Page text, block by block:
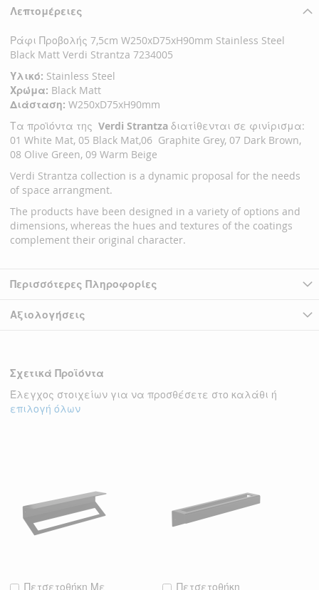
Λεπτομέρειες
Ράφι Προβολής 7,5cm W250xD75xH90mm Stainless Steel
Black Matt Verdi Strantza 7234005
Υλικό: Stainless Steel
Χρώμα: Black Matt
Διάσταση: W250xD75xH90mm
Τα προϊόντα της Verdi Strantza διατίθενται σε φινίρισμα:
01 White Mat, 05 Black Mat,06 Graphite Grey, 07 Dark Brown,
08 Olive Green, 09 Warm Beige
Verdi Strantza collection is a dynamic proposal for the needs
of space arrangment.
The products have been designed in a variety of options and
dimensions, whereas the hues and textures of the coatings
complement their original character.
Περισσότερες Πληροφορίες
Αξιολογήσεις
Σχετικά Προϊόντα
Έλεγχος στοιχείων για να προσθέσετε στο καλάθι ή
επιλογή όλων
Πετσετοθήκη Με
Προσθήκη
Πετσετοθήκη
Προσθήκη